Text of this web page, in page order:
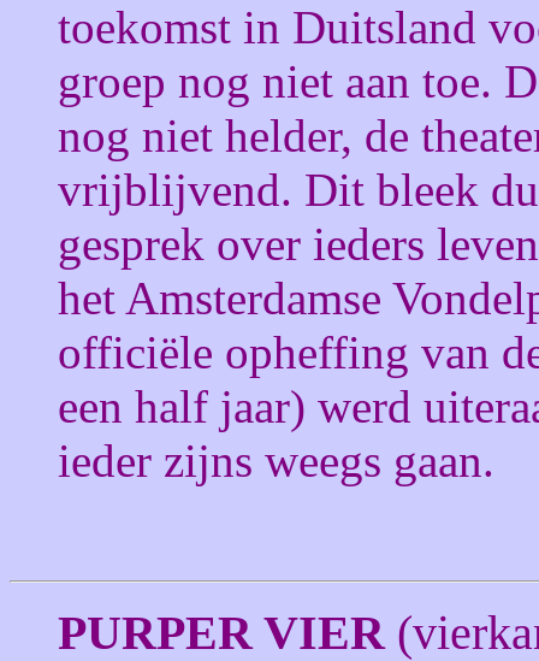
toekomst in Duitsland
groep nog niet aan toe.
nog niet helder, de
vrijblijvend. Dit bleek
gesprek over ieders
het Amsterdamse
officiële opheffing van
een half jaar) werd
ieder zijns weegs gaan.
PURPER VIER